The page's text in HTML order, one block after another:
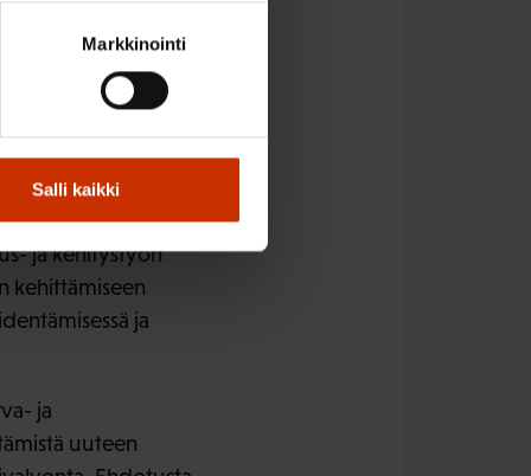
Markkinointi
Salli kaikki
samoja
asemansa
niistä
jo
ole
ja kehitystyön
kehittämiseen
ja
ja
uuteen